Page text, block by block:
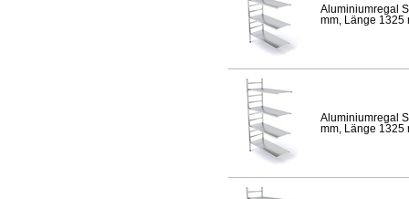
Aluminiumregal
mm, Länge 1325
Aluminiumregal
mm, Länge 1325